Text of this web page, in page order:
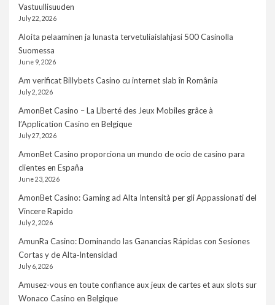
Vastuullisuuden
July 22, 2026
Aloita pelaaminen ja lunasta tervetuliaislahjasi 500 Casinolla
Suomessa
June 9, 2026
Am verificat Billybets Casino cu internet slab în România
July 2, 2026
AmonBet Casino – La Liberté des Jeux Mobiles grâce à
l’Application Casino en Belgique
July 27, 2026
AmonBet Casino proporciona un mundo de ocio de casino para
clientes en España
June 23, 2026
AmonBet Casino: Gaming ad Alta Intensità per gli Appassionati del
Vincere Rapido
July 2, 2026
AmunRa Casino: Dominando las Ganancias Rápidas con Sesiones
Cortas y de Alta‑Intensidad
July 6, 2026
Amusez-vous en toute confiance aux jeux de cartes et aux slots sur
Wonaco Casino en Belgique